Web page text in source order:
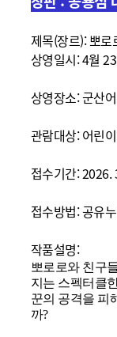
제목(장르): 뽀로
상영일시: 4월
상영장소: 군산
관람대상: 어린
접수기간: 2026.
접수방법: 공유
작품설명:
뽀로로와 친구
지는 스펙터클
꾼의 공격을 피
까?